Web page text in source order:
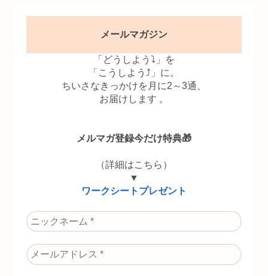
メールマガジン
「どうしよう⤵」を
「こうしよう⤴」に。
ちいさなきっかけを月に2～3通、
お届けします 。
メルマガ登録今だけ特典🎁
（詳細はこちら）
▼
ワークシートプレゼント